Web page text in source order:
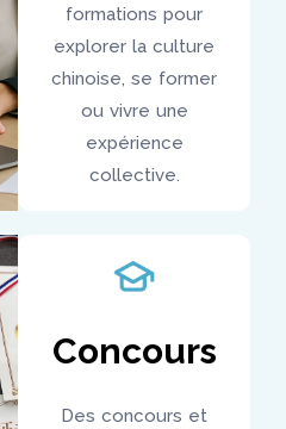
formations pour
explorer la culture
chinoise, se former
ou vivre une
expérience
collective.
Concours
Des concours et